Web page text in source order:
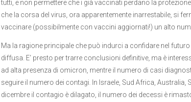
tutti, e non permettere che i già vaccinati perdano la
che la corsa del virus, ora apparentemente inarrestabile, si
vaccinare (possibilmente con vaccini aggiornati!) un alto
Ma la ragione principale che può indurci a confidare nel
diffusa. E’ presto per trarre conclusioni definitive, ma è
ad alta presenza di omicron, mentre il numero di casi
seguire il numero dei contagi. In Israele, Sud Africa, Australia,
dicembre il contagio è dilagato, il numero dei decessi è